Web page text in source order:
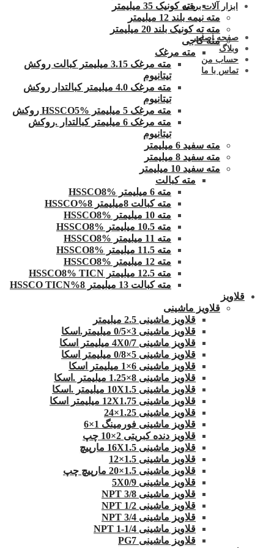
ابزار آلات برقی
صفحه اصلی
وبلاگ
حساب من
تماس با ما
مته کونیک 35 میلیمتر
مته نیمه بلند 12 میلیمتر
مته ته کونیک بلند 20 میلیمتر
مته کاجی
مته مرغک
مته مرغک 3.15 میلیمتر کبالت روکش
تیتانیوم
مته مرغک 4.0 میلیمتر کبالتدار روکش
تیتانیوم
مته مرغک 5 میلیمتر HSSCO5% روکش
مته مرغک 6 میلیمتر کبالتدار .روکش
تیتانیوم
مته سفید 6 میلیمتر
مته سفید 8 میلیمتر
مته سفید 10 میلیمتر
مته کبالت
مته 6 میلیمتر HSSCO8%
مته کبالت 8میلیمتر 8%HSSCO
مته 10 میلیمتر HSSCO8%
مته 10.5 میلیمتر HSSCO8%
مته 11 میلیمتر HSSCO8%
مته 11.5 میلیمتر HSSCO8%
مته 12 میلیمتر HSSCO8%
مته 12.5 میلیمتر HSSCO8% TICN
مته کبالت 13 میلیمتر 8%HSSCO TICN
قلاویز
قلاویز ماشینی
قلاویز ماشینی 2.5 میلیمتر
قلاویز ماشینی 3×0/5 میلیمتر.اسکا
قلاویز ماشینی 4X0/7 میلیمتر اسکا
قلاویز ماشینی 5×0/8 میلیمتر اسکا
قلاویز ماشینی 6×1 میلیمتر اسکا
قلاویز ماشینی 8×1.25 میلیمتر .اسکا
قلاویز ماشینی 10X1.5 میلیمتر .اسکا
قلاویز ماشینی 12X1.75 میلیمتر اسکا
قلاویز ماشینی 1.25×24
قلاویز ماشینی فورمینگ 1×6
قلاویز دنده کبریتی 2×10 چپ
قلاویز ماشینی 16X1.5 مارپیچ
قلاویز ماشینی 1.5×12
قلاویز ماشینی 1.5×20 مارپیچ چپ
قلاویز ماشینی 5X0/9
قلاویز ماشینی 3/8 NPT
قلاویز ماشینی 1/2 NPT
قلاویز ماشینی 3/4 NPT
قلاویز ماشینی 1/4-1 NPT
قلاویز ماشینی PG7